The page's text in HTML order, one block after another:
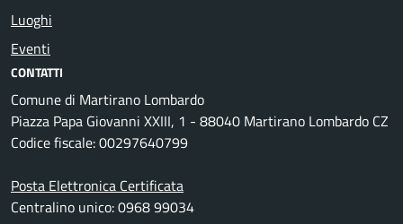
Luoghi
Eventi
CONTATTI
Comune di Martirano Lombardo
Piazza Papa Giovanni XXIII, 1 - 88040 Martirano Lombardo CZ
Codice fiscale: 00297640799
Posta Elettronica Certificata
Centralino unico: 0968 99034